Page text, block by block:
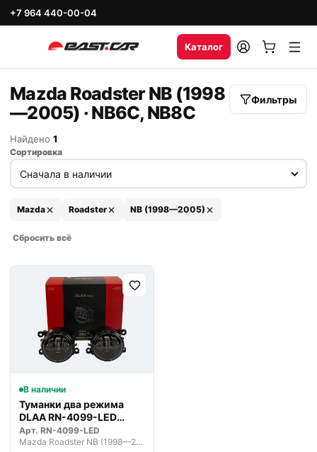
+7 964 440-00-04
Каталог
Mazda Roadster NB (1998
—2005) · NB6C, NB8C
Фильтры
Найдено 1
Сортировка
Mazda Roadster NB (1998—2005)
Сбросить всё
В наличии
Туманки два режима
DLAA RN-4099-LED
светодиодные
Арт. RN-4099-LED
Mazda Roadster NB (1998—2005)